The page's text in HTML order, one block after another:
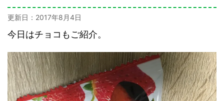
更新日： 2017年8月4日
今日はチョコもご紹介。